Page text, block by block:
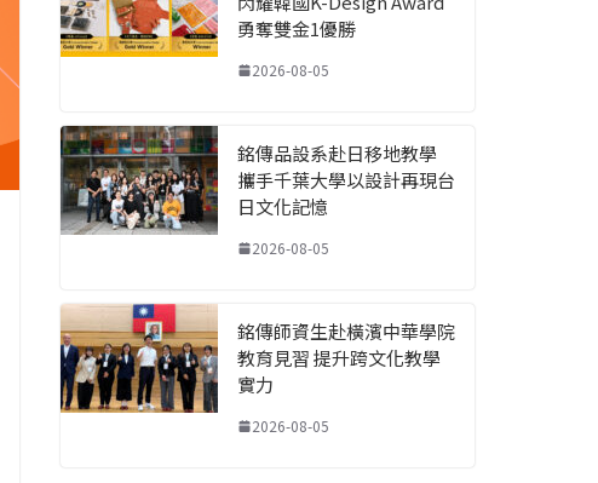
勇奪雙金1優勝
2026-08-05
銘傳品設系赴日移地教學
攜手千葉大學以設計再現台
日文化記憶
2026-08-05
銘傳師資生赴橫濱中華學院
教育見習 提升跨文化教學
實力
2026-08-05